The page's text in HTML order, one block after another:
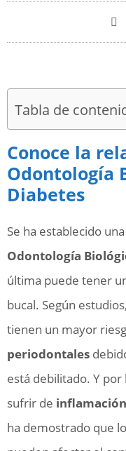
Tabla de
Conoce la
Odontología
Diabetes
Se ha establecido
Odontología
última puede tener
bucal. Según
tienen un mayor
periodontales
está debilitado. Y
sufrir de
ha demostrado que